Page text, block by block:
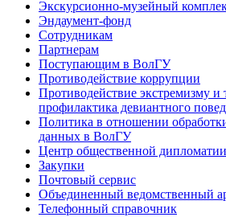
Экскурсионно-музейный
Эндаумент-фонд
Сотрудникам
Партнерам
Поступающим в ВолГУ
Противодействие коррупции
Противодействие экстремизму и
профилактика девиантного
Политика в отношении
данных в ВолГУ
Центр общественной дипломатии
Закупки
Почтовый сервис
Объединенный ведомственный
Телефонный справочник